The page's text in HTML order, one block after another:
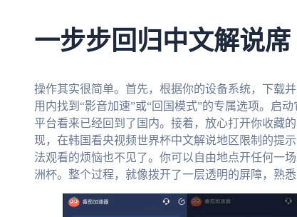
一步步回归中文解说席
操作其实很简单。首先，根据你的设备系统，下载
用内找到“影音加速”或“回国模式”的专属选项。启
平台看来已经回到了国内。接着，放心打开你收藏
现，在韩国看央视频世界杯中文解说地区限制的提
法观看的烦恼也不见了。你可以自由地点开任何一
洲杯。整个过程，就像拨开了一层透明的屏障，熟悉